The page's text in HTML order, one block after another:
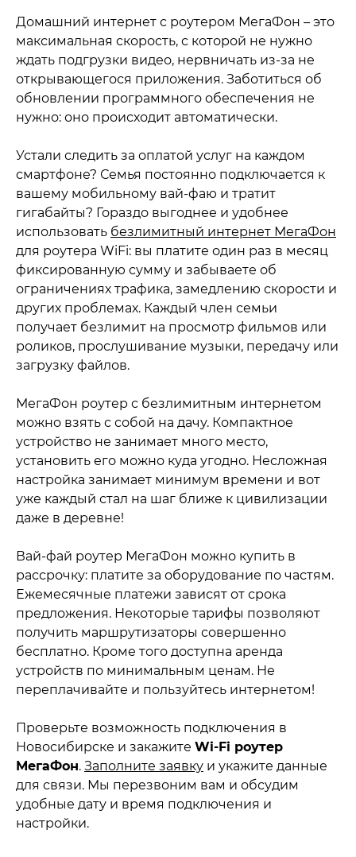
Домашний интернет с роутером МегаФон – это
максимальная скорость, с которой не нужно
ждать подгрузки видео, нервничать из-за не
открывающегося приложения. Заботиться об
обновлении программного обеспечения не
нужно: оно происходит автоматически.
Устали следить за оплатой услуг на каждом
смартфоне? Семья постоянно подключается к
вашему мобильному вай-фаю и тратит
гигабайты? Гораздо выгоднее и удобнее
использовать безлимитный интернет МегаФон
для роутера WiFi: вы платите один раз в месяц
фиксированную сумму и забываете об
ограничениях трафика, замедлению скорости и
других проблемах. Каждый член семьи
получает безлимит на просмотр фильмов или
роликов, прослушивание музыки, передачу или
загрузку файлов.
МегаФон роутер с безлимитным интернетом
можно взять с собой на дачу. Компактное
устройство не занимает много место,
установить его можно куда угодно. Несложная
настройка занимает минимум времени и вот
уже каждый стал на шаг ближе к цивилизации
даже в деревне!
Вай-фай роутер МегаФон можно купить в
рассрочку: платите за оборудование по частям.
Ежемесячные платежи зависят от срока
предложения. Некоторые тарифы позволяют
получить маршрутизаторы совершенно
бесплатно. Кроме того доступна аренда
устройств по минимальным ценам. Не
переплачивайте и пользуйтесь интернетом!
Проверьте возможность подключения в
Новосибирске и закажите Wi‑Fi роутер
МегаФон. Заполните заявку и укажите данные
для связи. Мы перезвоним вам и обсудим
удобные дату и время подключения и
настройки.